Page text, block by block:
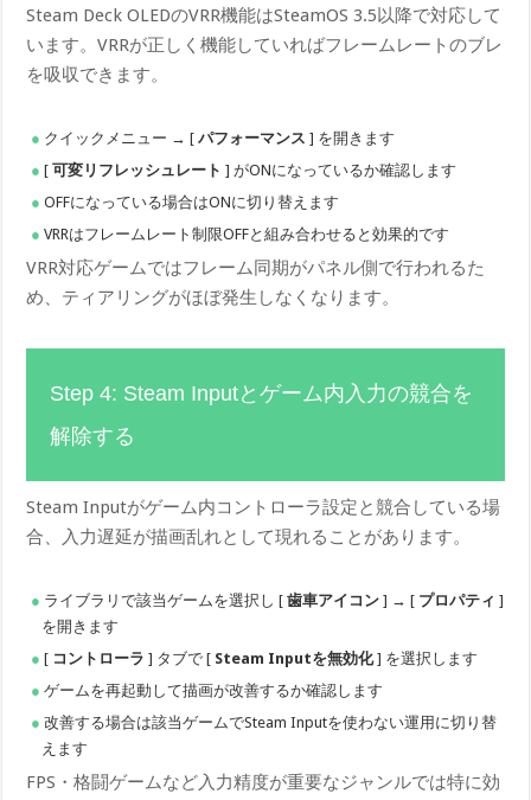
Steam Deck OLEDのVRR機能はSteamOS 3.5以降で対応して
います。VRRが正しく機能していればフレームレートのブレ
を吸収できます。
クイックメニュー → [パフォーマンス ] を開きます
[可変リフレッシュレート ] がONになっているか確認します
OFFになっている場合はONに切り替えます
VRRはフレームレート制限OFFと組み合わせると効果的です
VRR対応ゲームではフレーム同期がパネル側で行われるた
め、ティアリングがほぼ発生しなくなります。
Step 4: Steam Inputとゲーム内入力の競合を
解除する
Steam Inputがゲーム内コントローラ設定と競合している場
合、入力遅延が描画乱れとして現れることがあります。
ライブラリで該当ゲームを選択し [歯車アイコン ] → [ プロパティ ]
を開きます
[ コントローラ ] タブで [ Steam Inputを無効化] を選択します
ゲームを再起動して描画が改善するか確認します
改善する場合は該当ゲームでSteam Inputを使わない運用に切り替
えます
FPS・格闘ゲームなど入力精度が重要なジャンルでは特に効